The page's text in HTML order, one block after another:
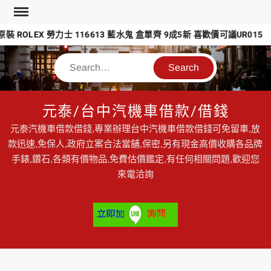
Skip
content
ROLEX 勞力士 116613 藍水鬼 盒單齊 9成5新 喜歡價可議UR015
Search
元泰/台中汽機車借款/借錢
元泰汽機車借款借錢,專業辦理台中汽機車借款借錢可免留車,放
款迅速,免保人,政府立案合法當舖,保密,另有現金高價收購各品牌
手錶,鑽石,各類有價物品,免費估價鑑定,有任何相關問題,歡迎您
來電洽詢